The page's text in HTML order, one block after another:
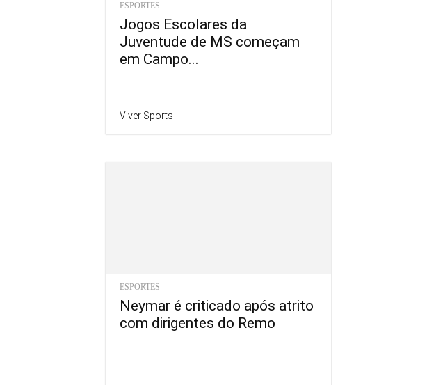
ESPORTES
Jogos Escolares da
Juventude de MS começam
em Campo...
Viver Sports
ESPORTES
Neymar é criticado após atrito
com dirigentes do Remo